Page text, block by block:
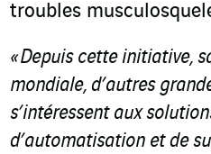
troubles
« Depuis cette initiative,
mondiale, d’autres
s’intéressent aux
d’automatisation et de